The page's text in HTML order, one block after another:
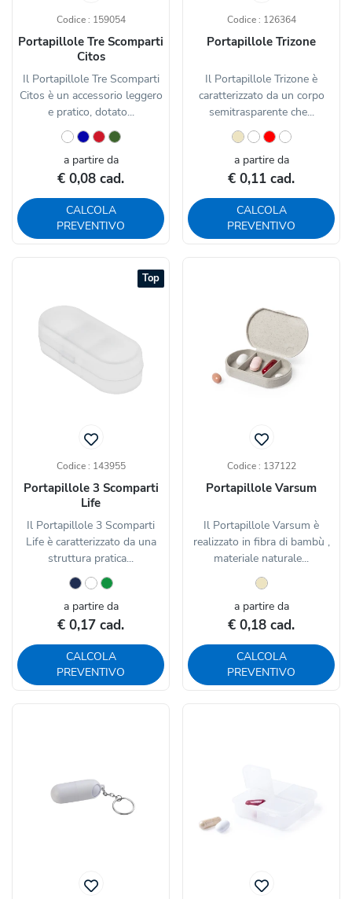
Codice : 159054
Portapillole Tre Scomparti
Citos
Il Portapillole Tre Scomparti
Citos è un accessorio leggero
e pratico, dotato...
a partire da
€ 0,08 cad.
CALCOLA
PREVENTIVO
Codice : 126364
Portapillole Trizone
Il Portapillole Trizone è
caratterizzato da un corpo
semitrasparente che...
a partire da
€ 0,11 cad.
CALCOLA
PREVENTIVO
Top
Codice : 143955
Portapillole 3 Scomparti
Life
Il Portapillole 3 Scomparti
Life è caratterizzato da una
struttura pratica...
a partire da
€ 0,17 cad.
CALCOLA
PREVENTIVO
Codice : 137122
Portapillole Varsum
Il Portapillole Varsum è
realizzato in fibra di bambù ,
materiale naturale...
a partire da
€ 0,18 cad.
CALCOLA
PREVENTIVO